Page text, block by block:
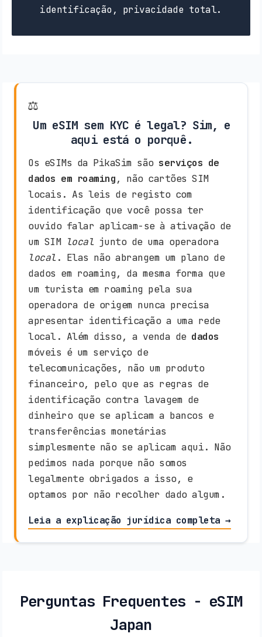
identificação, privacidade total.
⚖️
Um eSIM sem KYC é legal? Sim, e
aqui está o porquê.
Os eSIMs da PikaSim são serviços de
dados em roaming, não cartões SIM
locais. As leis de registo com
identificação que você possa ter
ouvido falar aplicam-se à ativação de
um SIM local junto de uma operadora
local . Elas não abrangem um plano de
dados em roaming, da mesma forma que
um turista em roaming pela sua
operadora de origem nunca precisa
apresentar identificação a uma rede
local. Além disso, a venda de dados
móveis é um serviço de
telecomunicações, não um produto
financeiro, pelo que as regras de
identificação contra lavagem de
dinheiro que se aplicam a bancos e
transferências monetárias
simplesmente não se aplicam aqui. Não
pedimos nada porque não somos
legalmente obrigados a isso, e
optamos por não recolher dado algum.
Leia a explicação jurídica completa →
Perguntas Frequentes - eSIM
Japan